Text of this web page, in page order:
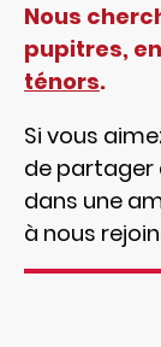
Nous
pupitres,
ténors.
Si vous
de partager
dans une
à nous